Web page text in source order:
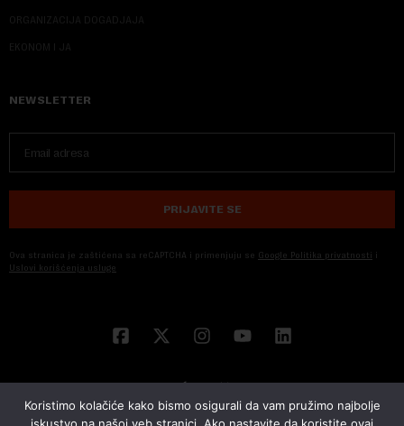
ORGANIZACIJA DOGADJAJA
EKONOM I JA
NEWSLETTER
PRIJAVITE SE
Ova stranica je zaštićena sa reCAPTCHA i primenjuju se Google Politika privatnosti i
Uslovi korišćenja usluge
Koristimo kolačiće kako bismo osigurali da vam pružimo najbolje